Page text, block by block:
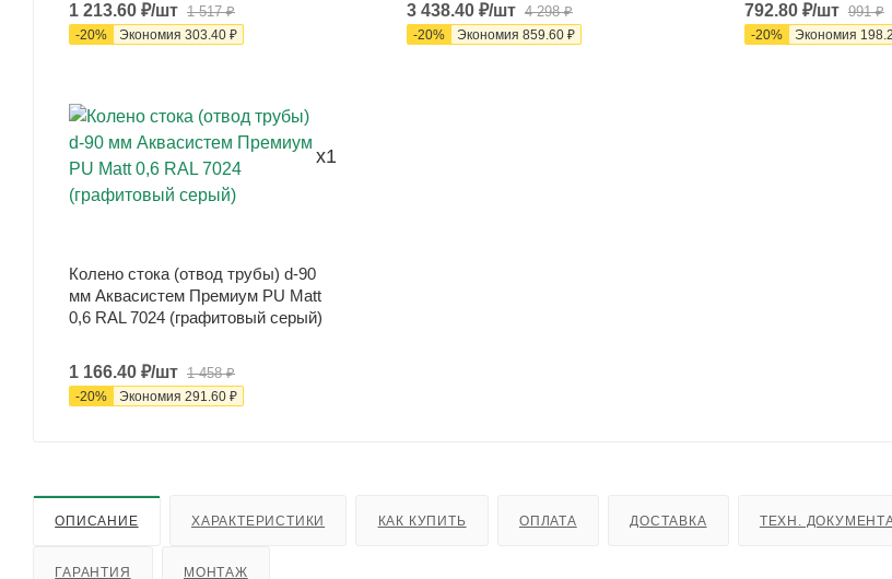
1 213.60 ₽/шт 1 517₽
-20% Экономия 303.40 ₽
3 438.40₽/шт 4 298₽
-20% Экономия 859.60₽
792.80₽/шт 991₽
-20% Экономия
x1
Колено стока (отвод трубы) d-90
мм Аквасистем Премиум PU Matt
0,6 RAL 7024 (графитовый серый)
1 166.40 ₽/шт 1 458₽
-20% Экономия 291.60 ₽
ОПИСАНИЕ ХАРАКТЕРИСТИКИ КАК КУПИТЬ ОПЛАТА ДОСТАВКА ТЕХН.
ГАРАНТИЯ МОНТАЖ